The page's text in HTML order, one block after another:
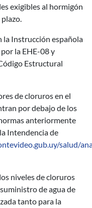
exigibles al hormigón
la Instrucción española
la EHE-08 y
Estructural
de cloruros en el
por debajo de los
anteriormente
Intendencia de
salud/
niveles de cloruros
de agua de
tanto para la